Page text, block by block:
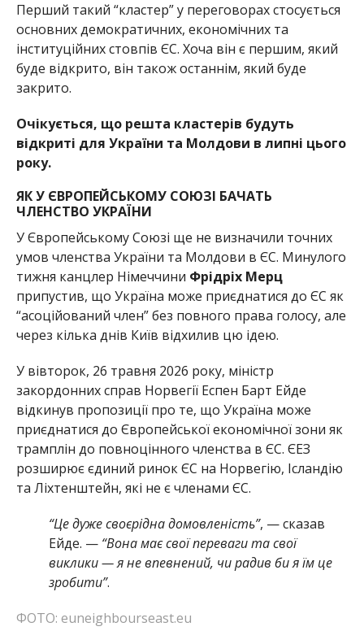
Перший такий “кластер” у переговорах стосується
основних демократичних, економічних та
інституційних стовпів ЄС. Хоча він є першим, який
буде відкрито, він також останнім, який буде
закрито.
Очікується, що решта кластерів будуть
відкриті для України та Молдови в липні цього
року.
ЯК У ЄВРОПЕЙСЬКОМУ СОЮЗІ БАЧАТЬ
ЧЛЕНСТВО УКРАЇНИ
У Європейському Союзі ще не визначили точних
умов членства України та Молдови в ЄС. Минулого
тижня канцлер Німеччини Фрідріх Мерц
припустив, що Україна може приєднатися до ЄС як
“асоційований член” без повного права голосу, але
через кілька днів Київ відхилив цю ідею.
У вівторок, 26 травня 2026 року, міністр
закордонних справ Норвегії Еспен Барт Ейде
відкинув пропозиції про те, що Україна може
приєднатися до Європейської економічної зони як
трамплін до повноцінного членства в ЄС. ЄЕЗ
розширює єдиний ринок ЄС на Норвегію, Ісландію
та Ліхтенштейн, які не є членами ЄС.
“Це дуже своєрідна домовленість”, — сказав
Ейде. — “Вона має свої переваги та свої
виклики — я не впевнений, чи радив би я їм це
зробити”.
ФОТО: euneighbourseast.eu